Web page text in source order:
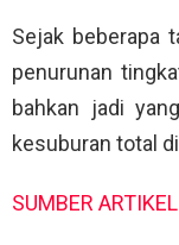
Sejak beberapa
penurunan
bahkan jadi
kesuburan total
SUMBER ARTIKEL